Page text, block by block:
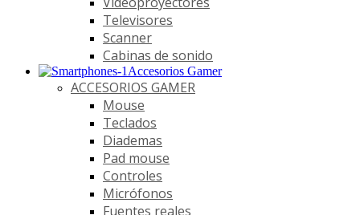
Televisores
Scanner
Cabinas de sonido
Accesorios Gamer
ACCESORIOS GAMER
Mouse
Teclados
Diademas
Pad mouse
Controles
Micrófonos
Fuentes reales